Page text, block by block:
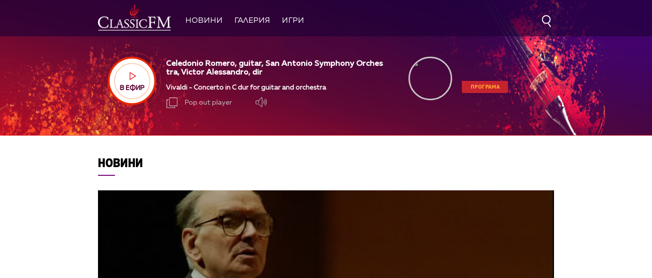
НОВИНИ ГАЛЕРИЯ ИГРИ
В ЕФИР
Celedonio Romero, guitar, San Antonio Symphony Orches
tra, Victor Alessandro, dir
Vivaldi - Concerto in C dur for guitar and orchestra
Pop out player
ПРОГРАМА
НОВИНИ